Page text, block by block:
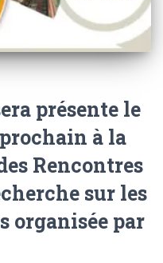
présente le
à la
Rencontres
sur les
organisée par